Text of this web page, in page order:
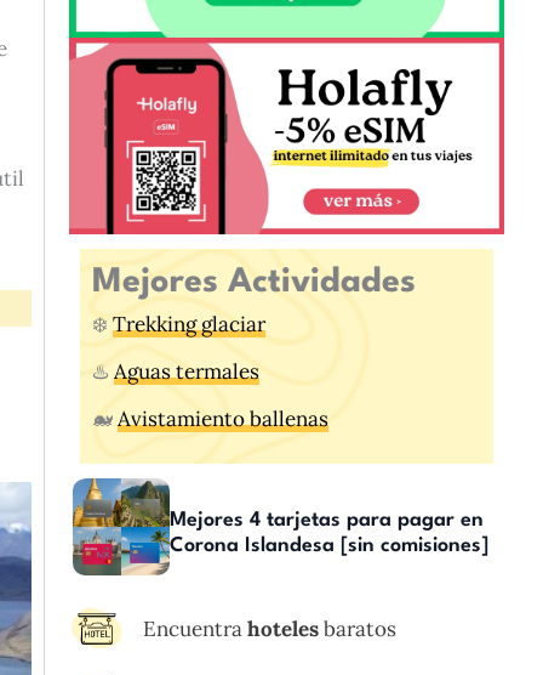
Mejores Actividades
❄️ Trekking glaciar
♨️ Aguas termales
🐋Avistamiento ballenas
Mejores 4 tarjetas para pagar en
Corona Islandesa [sin comisiones]
Encuentrahotelesbaratos